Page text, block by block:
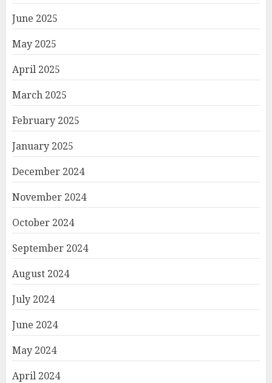
June 2025
May 2025
April 2025
March 2025
February 2025
January 2025
December 2024
November 2024
October 2024
September 2024
August 2024
July 2024
June 2024
May 2024
April 2024